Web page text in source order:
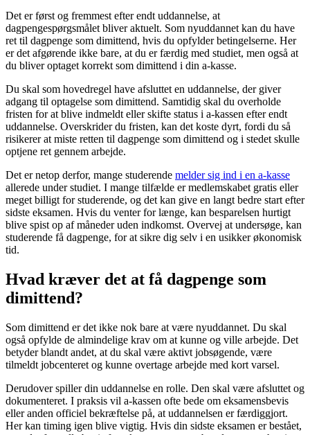
Det er først og fremmest efter endt uddannelse, at
dagpengespørgsmålet bliver aktuelt. Som nyuddannet kan du have
ret til dagpenge som dimittend, hvis du opfylder betingelserne. Her
er det afgørende ikke bare, at du er færdig med studiet, men også at
du bliver optaget korrekt som dimittend i din a-kasse.
Du skal som hovedregel have afsluttet en uddannelse, der giver
adgang til optagelse som dimittend. Samtidig skal du overholde
fristen for at blive indmeldt eller skifte status i a-kassen efter endt
uddannelse. Overskrider du fristen, kan det koste dyrt, fordi du så
risikerer at miste retten til dagpenge som dimittend og i stedet skulle
optjene ret gennem arbejde.
Det er netop derfor, mange studerende melder sig ind i en a-kasse
allerede under studiet. I mange tilfælde er medlemskabet gratis eller
meget billigt for studerende, og det kan give en langt bedre start efter
sidste eksamen. Hvis du venter for længe, kan besparelsen hurtigt
blive spist op af måneder uden indkomst. Overvej at undersøge, kan
studerende få dagpenge, for at sikre dig selv i en usikker økonomisk
tid.
Hvad kræver det at få dagpenge som
dimittend?
Som dimittend er det ikke nok bare at være nyuddannet. Du skal
også opfylde de almindelige krav om at kunne og ville arbejde. Det
betyder blandt andet, at du skal være aktivt jobsøgende, være
tilmeldt jobcenteret og kunne overtage arbejde med kort varsel.
Derudover spiller din uddannelse en rolle. Den skal være afsluttet og
dokumenteret. I praksis vil a-kassen ofte bede om eksamensbevis
eller anden officiel bekræftelse på, at uddannelsen er færdiggjort.
Her kan timing igen blive vigtig. Hvis din sidste eksamen er bestået,